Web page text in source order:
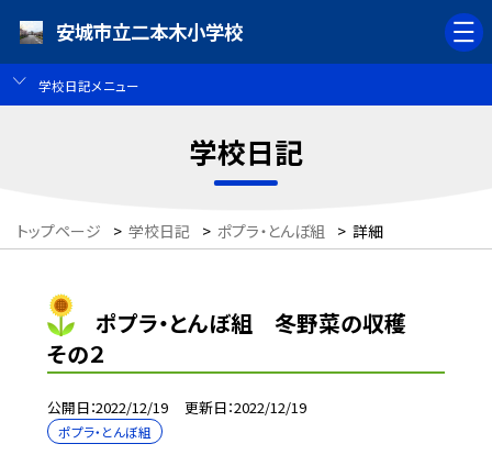
安城市立二本木小学校
学校日記メニュー
学校日記
トップページ > 学校日記 > ポプラ・とんぼ組 > 詳細
ポプラ・とんぼ組 冬野菜の収穫
その２
公開日 2022/12/19 更新日 2022/12/19
ポプラ・とんぼ組